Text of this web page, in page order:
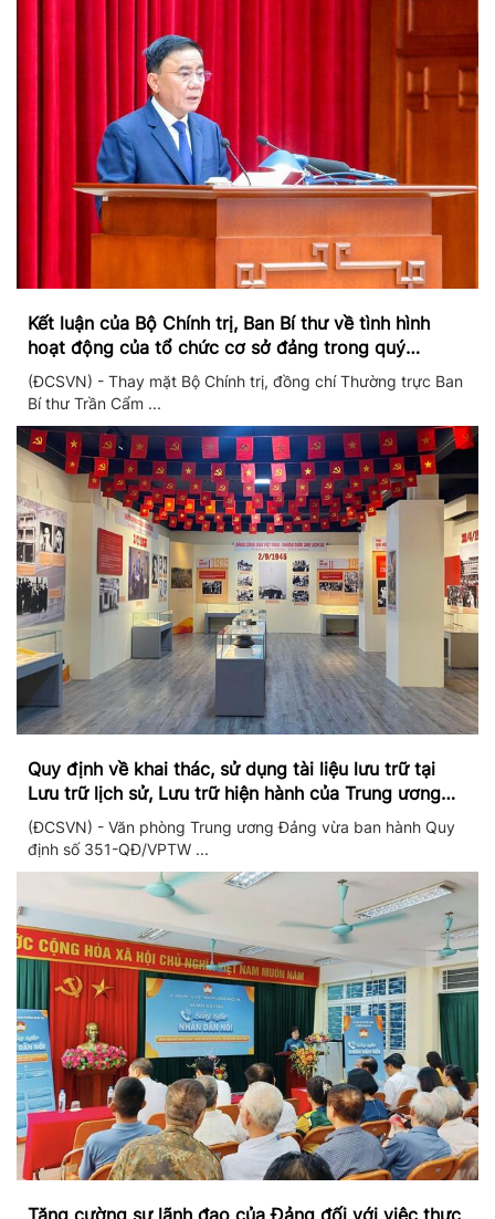
Kết luận của Bộ Chính trị, Ban Bí thư về tình hình
hoạt động của tổ chức cơ sở đảng trong quý
II/2026
(ĐCSVN) - Thay mặt Bộ Chính trị, đồng chí Thường trực Ban
Bí thư Trần Cẩm ...
Quy định về khai thác, sử dụng tài liệu lưu trữ tại
Lưu trữ lịch sử, Lưu trữ hiện hành của Trung ương
Đảng và Văn phòng Trung ương Đảng
(ĐCSVN) - Văn phòng Trung ương Đảng vừa ban hành Quy
định số 351-QĐ/VPTW ...
Tăng cường sự lãnh đạo của Đảng đối với việc thực